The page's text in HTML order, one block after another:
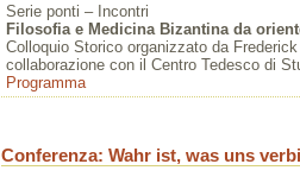
Serie ponti – Incontri
Filosofia e Medicina Bizantina da
Colloquio Storico organizzato da
collaborazione con il Centro Tedesco di
Programma
Conferenza: Wahr ist, was uns